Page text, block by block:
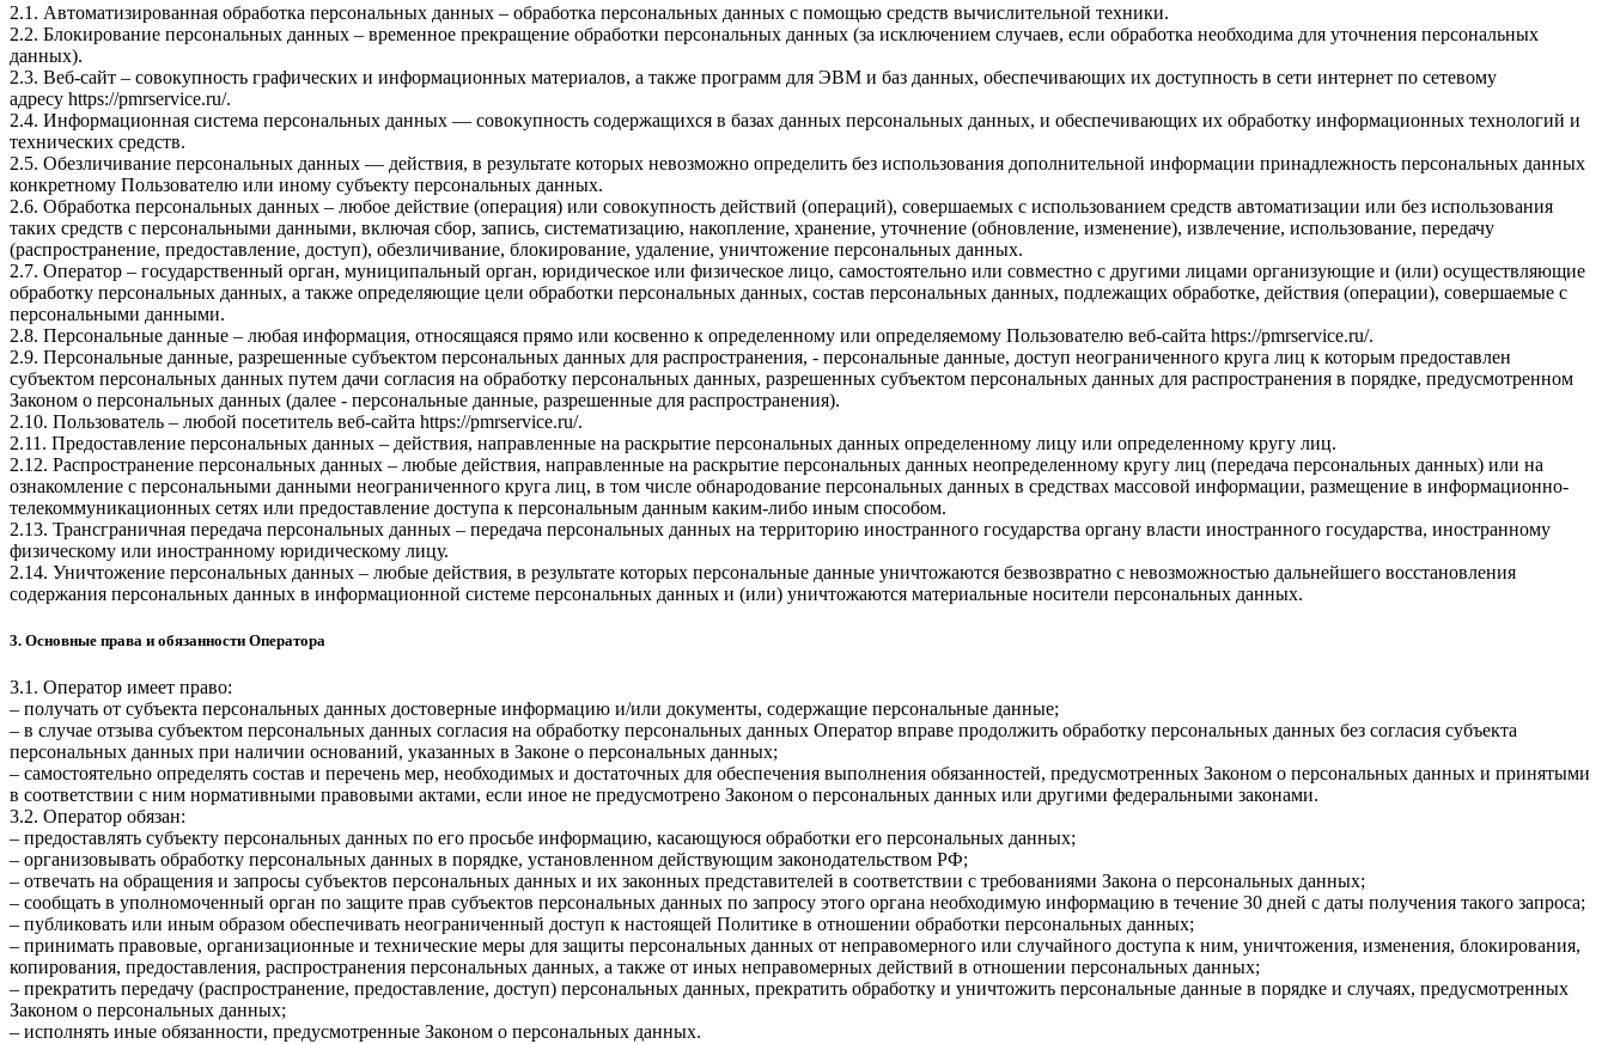
2.1. Автоматизированная обработка персональных данных – обработка персональных данных с помощью средств вычислительной техники.
2.2. Блокирование персональных данных – временное прекращение обработки персональных данных (за исключением случаев, если обработка необходима для уточнения персональных
данных).
2.3. Веб-сайт – совокупность графических и информационных материалов, а также программ для ЭВМ и баз данных, обеспечивающих их доступность в сети интернет по сетевому
адресу https://pmrservice.ru/.
2.4. Информационная система персональных данных — совокупность содержащихся в базах данных персональных данных, и обеспечивающих их обработку информационных технологий и
технических средств.
2.5. Обезличивание персональных данных — действия, в результате которых невозможно определить без использования дополнительной информации принадлежность персональных данных
конкретному Пользователю или иному субъекту персональных данных.
2.6. Обработка персональных данных – любое действие (операция) или совокупность действий (операций), совершаемых с использованием средств автоматизации или без использования
таких средств с персональными данными, включая сбор, запись, систематизацию, накопление, хранение, уточнение (обновление, изменение), извлечение, использование, передачу
(распространение, предоставление, доступ), обезличивание, блокирование, удаление, уничтожение персональных данных.
2.7. Оператор – государственный орган, муниципальный орган, юридическое или физическое лицо, самостоятельно или совместно с другими лицами организующие и (или) осуществляющие
обработку персональных данных, а также определяющие цели обработки персональных данных, состав персональных данных, подлежащих обработке, действия (операции), совершаемые с
персональными данными.
2.8. Персональные данные – любая информация, относящаяся прямо или косвенно к определенному или определяемому Пользователю веб-сайта https://pmrservice.ru/.
2.9. Персональные данные, разрешенные субъектом персональных данных для распространения, - персональные данные, доступ неограниченного круга лиц к которым предоставлен
субъектом персональных данных путем дачи согласия на обработку персональных данных, разрешенных субъектом персональных данных для распространения в порядке, предусмотренном
Законом о персональных данных (далее - персональные данные, разрешенные для распространения).
2.10. Пользователь – любой посетитель веб-сайта https://pmrservice.ru/.
2.11. Предоставление персональных данных – действия, направленные на раскрытие персональных данных определенному лицу или определенному кругу лиц.
2.12. Распространение персональных данных – любые действия, направленные на раскрытие персональных данных неопределенному кругу лиц (передача персональных данных) или на
ознакомление с персональными данными неограниченного круга лиц, в том числе обнародование персональных данных в средствах массовой информации, размещение в информационно-
телекоммуникационных сетях или предоставление доступа к персональным данным каким-либо иным способом.
2.13. Трансграничная передача персональных данных – передача персональных данных на территорию иностранного государства органу власти иностранного государства, иностранному
физическому или иностранному юридическому лицу.
2.14. Уничтожение персональных данных – любые действия, в результате которых персональные данные уничтожаются безвозвратно с невозможностью дальнейшего восстановления
содержания персональных данных в информационной системе персональных данных и (или) уничтожаются материальные носители персональных данных.
3. Основные права и обязанности Оператора
3.1. Оператор имеет право:
– получать от субъекта персональных данных достоверные информацию и/или документы, содержащие персональные данные;
– в случае отзыва субъектом персональных данных согласия на обработку персональных данных Оператор вправе продолжить обработку персональных данных без согласия субъекта
персональных данных при наличии оснований, указанных в Законе о персональных данных;
– самостоятельно определять состав и перечень мер, необходимых и достаточных для обеспечения выполнения обязанностей, предусмотренных Законом о персональных данных и принятыми
в соответствии с ним нормативными правовыми актами, если иное не предусмотрено Законом о персональных данных или другими федеральными законами.
3.2. Оператор обязан:
– предоставлять субъекту персональных данных по его просьбе информацию, касающуюся обработки его персональных данных;
– организовывать обработку персональных данных в порядке, установленном действующим законодательством РФ;
– отвечать на обращения и запросы субъектов персональных данных и их законных представителей в соответствии с требованиями Закона о персональных данных;
– сообщать в уполномоченный орган по защите прав субъектов персональных данных по запросу этого органа необходимую информацию в течение 30 дней с даты получения такого запроса;
– публиковать или иным образом обеспечивать неограниченный доступ к настоящей Политике в отношении обработки персональных данных;
– принимать правовые, организационные и технические меры для защиты персональных данных от неправомерного или случайного доступа к ним, уничтожения, изменения, блокирования,
копирования, предоставления, распространения персональных данных, а также от иных неправомерных действий в отношении персональных данных;
– прекратить передачу (распространение, предоставление, доступ) персональных данных, прекратить обработку и уничтожить персональные данные в порядке и случаях, предусмотренных
Законом о персональных данных;
– исполнять иные обязанности, предусмотренные Законом о персональных данных.